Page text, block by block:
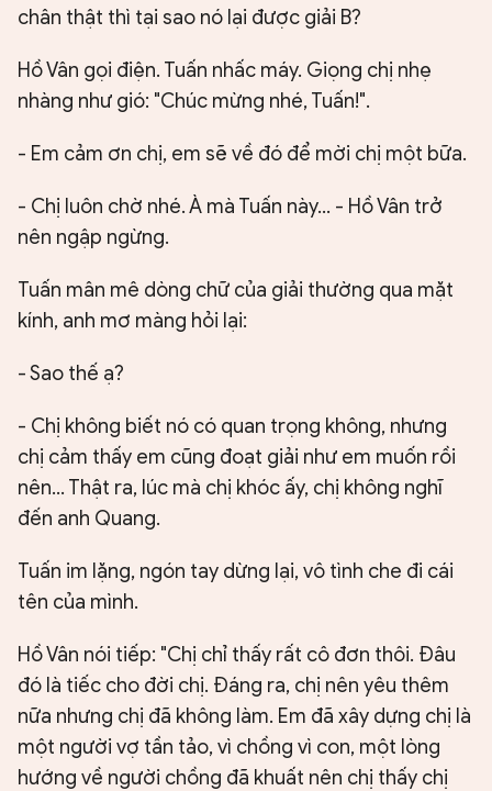
chân thật thì tại sao nó lại được giải B?
Hồ Vân gọi điện. Tuấn nhấc máy. Giọng chị nhẹ
nhàng như gió: "Chúc mừng nhé, Tuấn!".
- Em cảm ơn chị, em sẽ về đó để mời chị một bữa.
- Chị luôn chờ nhé. À mà Tuấn này... - Hồ Vân trở
nên ngập ngừng.
Tuấn mân mê dòng chữ của giải thường qua mặt
kính, anh mơ màng hỏi lại:
- Sao thế ạ?
- Chị không biết nó có quan trọng không, nhưng
chị cảm thấy em cũng đoạt giải như em muốn rồi
nên... Thật ra, lúc mà chị khóc ấy, chị không nghĩ
đến anh Quang.
Tuấn im lặng, ngón tay dừng lại, vô tình che đi cái
tên của mình.
Hồ Vân nói tiếp: "Chị chỉ thấy rất cô đơn thôi. Đâu
đó là tiếc cho đời chị. Đáng ra, chị nên yêu thêm
nữa nhưng chị đã không làm. Em đã xây dựng chị là
một người vợ tần tảo, vì chồng vì con, một lòng
hướng về người chồng đã khuất nên chị thấy chị